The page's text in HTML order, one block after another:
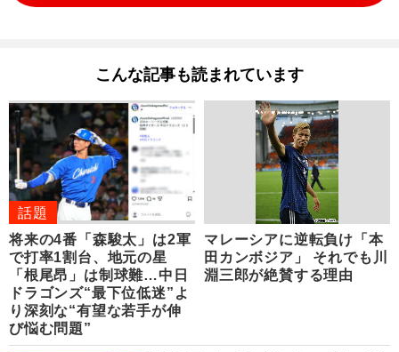
こんな記事も読まれています
話題
将来の4番「森駿太」は2軍
で打率1割台、地元の星
「根尾昂」は制球難…中日
ドラゴンズ“最下位低迷”よ
り深刻な“有望な若手が伸
び悩む問題”
マレーシアに逆転負け「本
田カンボジア」 それでも川
淵三郎が絶賛する理由